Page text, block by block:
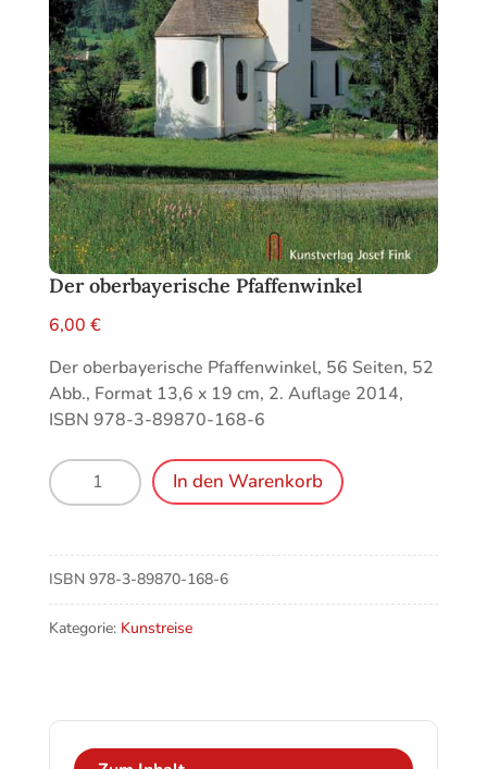
Der oberbayerische Pfaffenwinkel
6,00 €
Der oberbayerische Pfaffenwinkel, 56 Seiten, 52
Abb., Format 13,6 x 19 cm, 2. Auflage 2014,
ISBN 978-3-89870-168-6
Der
oberbayerische
Menge
In den Warenkorb
ISBN 978-3-89870-168-6
Kategorie: Kunstreise